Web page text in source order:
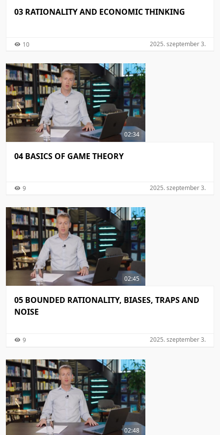
03 RATIONALITY AND ECONOMIC THINKING
10 2025. szeptember 3.
02:34
04 BASICS OF GAME THEORY
9 2025. szeptember 3.
02:45
05 BOUNDED RATIONALITY, BIASES, TRAPS AND
NOISE
9 2025. szeptember 3.
02:48